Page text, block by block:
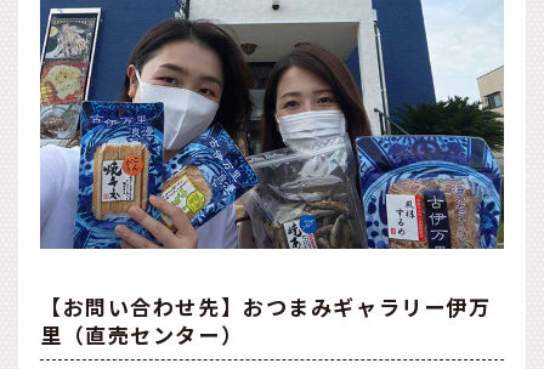
【お問い合わせ先】おつまみギャラリー伊万
里（直売センター）